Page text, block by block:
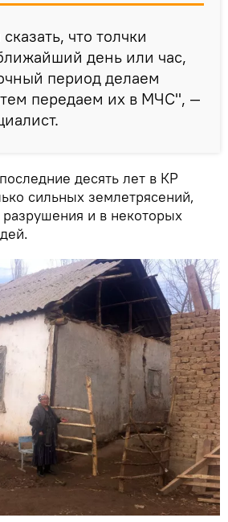
что толчки
день или час,
период делаем
передаем их в МЧС", —
десять лет в КР
сильных землетрясений,
и в некоторых